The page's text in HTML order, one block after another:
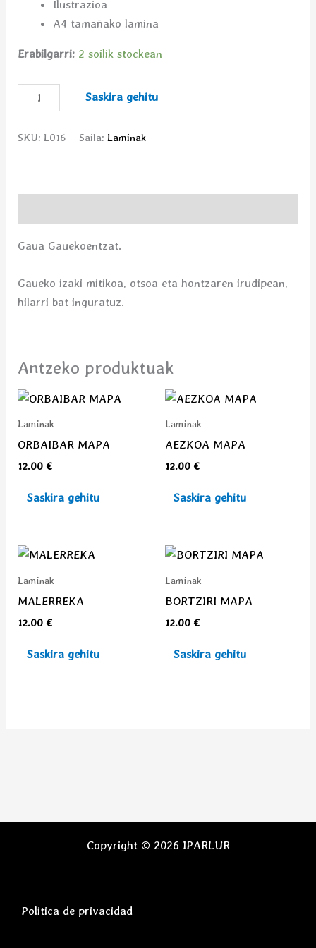
Ilustrazioa
A4 tamañako lamina
Erabilgarri: 2 soilik stockean
Saskira gehitu
SKU:L016 Saila:Laminak
Gaua Gauekoentzat.
Gaueko izaki mitikoa, otsoa eta hontzaren irudipean,
hilarri bat inguratuz.
Antzeko produktuak
Laminak
ORBAIBAR MAPA
12.00 €
Saskira gehitu
Laminak
AEZKOA MAPA
12.00 €
Saskira gehitu
Laminak
MALERREKA
12.00 €
Saskira gehitu
Laminak
BORTZIRI MAPA
12.00 €
Saskira gehitu
Copyright © 2026 IPARLUR
Politica de privacidad